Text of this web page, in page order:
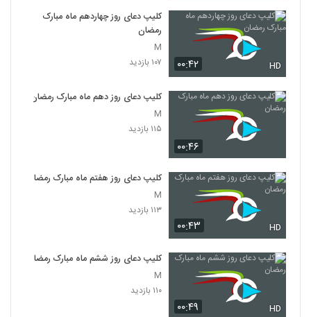
۰۰:۴۲ HD
کلیپ دعای روز چهاردهم ماه مبارک
رمضان
M
۱۰۷ بازدید
۰۰:۴۶
کلیپ دعای روز دهم ماه مبارک رمضان
M
۱۱۵ بازدید
۰۰:۴۳ HD
کلیپ دعای روز هفتم ماه مبارک رمضان
M
۱۱۳ بازدید
۰۰:۴۹ HD
کلیپ دعای روز ششم ماه مبارک رمضان
M
۱۱۰ بازدید